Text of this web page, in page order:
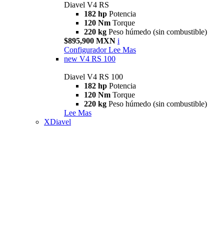
Diavel V4 RS
182 hp Potencia
120 Nm Torque
220 kg Peso húmedo (sin combustible)
$895,900 MXN i
Configurador Lee Mas
new V4 RS 100
Diavel V4 RS 100
182 hp Potencia
120 Nm Torque
220 kg Peso húmedo (sin combustible)
Lee Mas
XDiavel